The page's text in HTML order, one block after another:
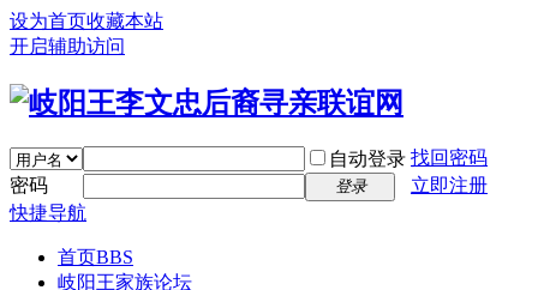
设为首页收藏本站
开启辅助访问
自动登录 找回密码
密码
登录
立即注册
快捷导航
首页BBS
岐阳王家族论坛